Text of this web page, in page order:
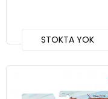
STOKTA YOK